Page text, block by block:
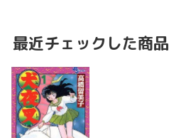
最近チェックした商品